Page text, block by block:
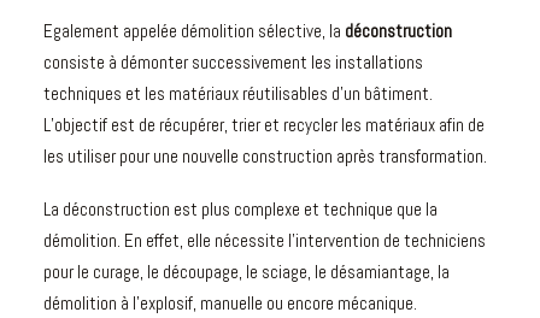
Egalement appelée démolition sélective, la déconstruction
consiste à démonter successivement les installations
techniques et les matériaux réutilisables d’un bâtiment.
L’objectif est de récupérer, trier et recycler les matériaux afin de
les utiliser pour une nouvelle construction après transformation.
La déconstruction est plus complexe et technique que la
démolition. En effet, elle nécessite l’intervention de techniciens
pour le curage, le découpage, le sciage, le désamiantage, la
démolition à l’explosif, manuelle ou encore mécanique.